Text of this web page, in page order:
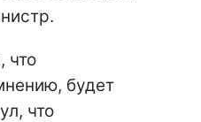
что
будет
что